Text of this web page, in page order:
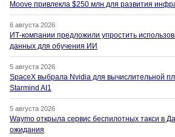
Moove привлекла $250 млн для развития
6 августа 2026
ИТ-компании предложили упростить
данных для обучения ИИ
5 августа 2026
SpaceX выбрала Nvidia для вычислительной
Starmind AI1
5 августа 2026
Waymo открыла сервис беспилотных такси в
ожидания